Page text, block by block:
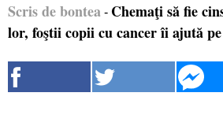
Scris de bontea - Chemaţi să fie
lor, foştii copii cu cancer îi ajută